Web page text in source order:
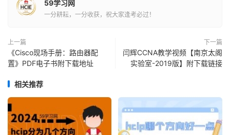
59学习网
一分耕耘，一分收获，祝大家逢考必过！
上一篇
《Cisco现场手册：路由器配
置》PDF电子书附下载地址
下一篇
闫辉CCNA教学视频【南京太阁
实验室-2019版】附下载链接
相关推荐